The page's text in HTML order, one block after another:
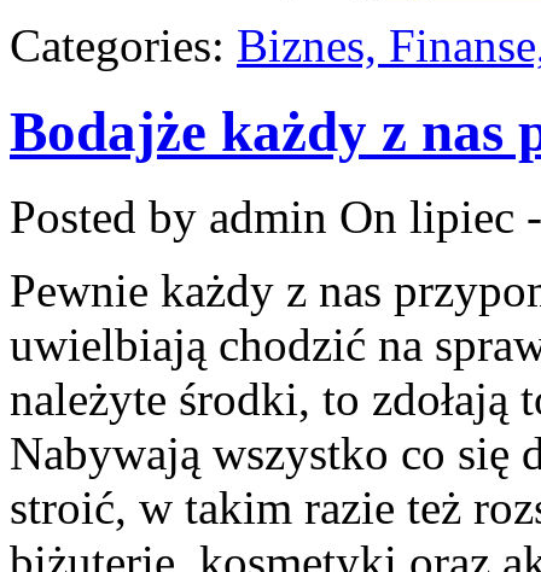
Categories: Biznes,
Bodajże każdy z nas
Posted by admin On lipiec
Pewnie każdy z nas
uwielbiają chodzić na
należyte środki, to zdołają
Nabywają wszystko co się
stroić, w takim razie też